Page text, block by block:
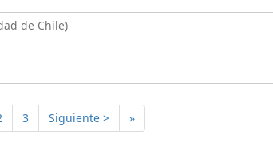
de Chile)
3 Siguiente > »